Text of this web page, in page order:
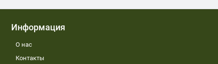
Информация
О нас
Контакты